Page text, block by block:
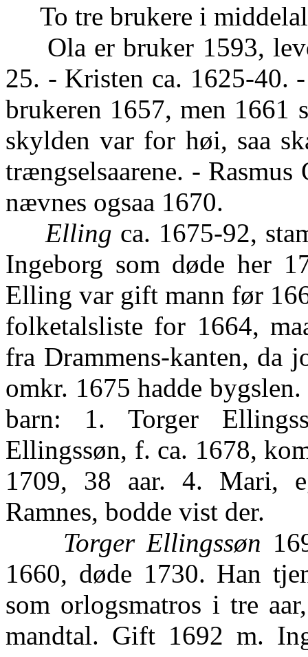
To tre brukere i
Ola er bruker 1593,
25. - Kristen ca. 1625-40.
brukeren 1657, men 1661
skylden var for høi, saa
trængselsaarene. -
nævnes ogsaa 1670.
Elling ca. 1675-92,
Ingeborg som døde her
Elling var gift mann før
folketalsliste for 1664,
fra Drammens-kanten, da
omkr. 1675 hadde
barn: 1. Torger
Ellingssøn, f. ca. 1678,
1709, 38 aar. 4. Mari,
Ramnes, bodde vist der.
Torger Ellingssøn
1660, døde 1730. Han
som orlogsmatros i tre
mandtal. Gift 1692 m.